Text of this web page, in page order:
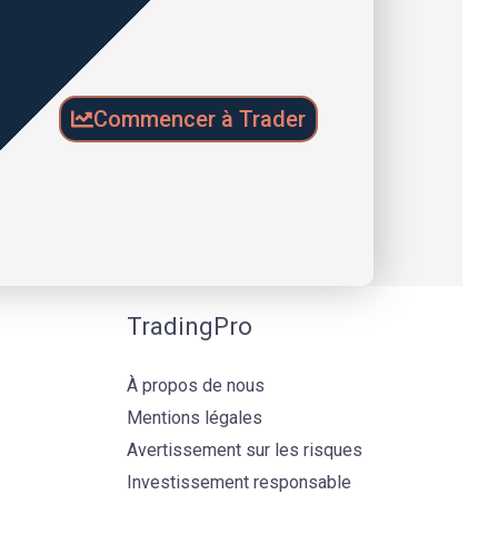
Commencer à Trader
TradingPro
À propos de nous
Mentions légales
Avertissement sur les risques
Investissement responsable